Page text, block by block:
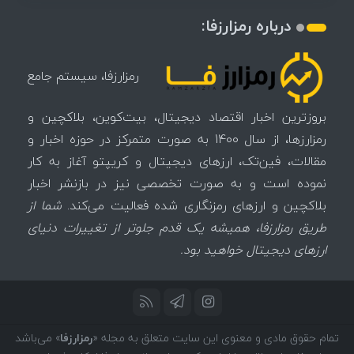
درباره رمزارزفا:
رمزارزفا، سیستم جامع
بروزترین اخبار اقتصاد دیجیتال، بیت‌کوین، بلاکچین و
رمزارزها، از سال 1400 به صورت متمرکز در حوزه اخبار و
مقالات، فین‌تک، ارزهای‌ دیجیتال و کریپتو آغاز به کار
نموده است و به صورت تخصصی نیز در بازنشر اخبار
بلاکچین و ارزهای رمزنگاری شده فعالیت می‌کند.شما از
طریق رمزارزفا، همیشه یک قدم جلوتر از تغییرات دنیای
ارزهای دیجیتال خواهید بود.
تمام حقوق مادی و معنوی این سایت متعلق به مجله «رمزارزفا» می‌باشد